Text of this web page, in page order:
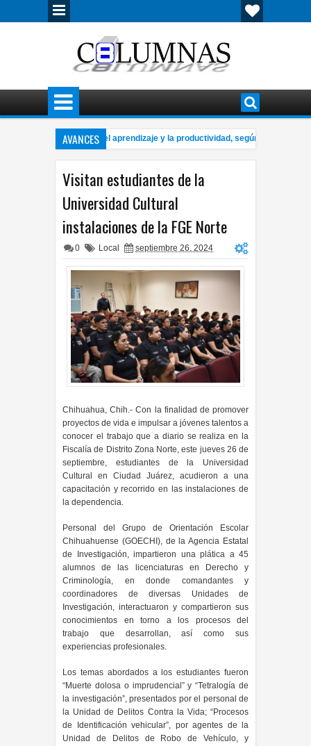
AVANCES
música puede mejorar el aprendizaje y la productividad, según especialistas
Visitan estudiantes de la
Universidad Cultural
instalaciones de la FGE Norte
0 Local septiembre 26, 2024
Chihuahua, Chih.- Con la finalidad de promover
proyectos de vida e impulsar a jóvenes talentos a
conocer el trabajo que a diario se realiza en la
Fiscalía de Distrito Zona Norte, este jueves 26 de
septiembre, estudiantes de la Universidad
Cultural en Ciudad Juárez, acudieron a una
capacitación y recorrido en las instalaciones de
la dependencia.
Personal del Grupo de Orientación Escolar
Chihuahuense (GOECHI), de la Agencia Estatal
de Investigación, impartieron una plática a 45
alumnos de las licenciaturas en Derecho y
Criminología, en donde comandantes y
coordinadores de diversas Unidades de
Investigación, interactuaron y compartieron sus
conocimientos en torno a los procesos del
trabajo que desarrollan, así como sus
experiencias profesionales.
Los temas abordados a los estudiantes fueron
“Muerte dolosa o imprudencial” y “Tetralogía de
la investigación”, presentados por el personal de
la Unidad de Delitos Contra la Vida; “Procesos
de Identificación vehicular”, por agentes de la
Unidad de Delitos de Robo de Vehículo, y